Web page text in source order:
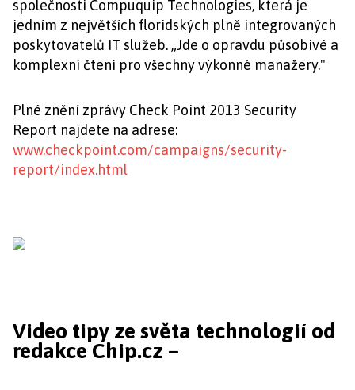
společnosti Compuquip Technologies, která je
jedním z největších floridských plně integrovaných
poskytovatelů IT služeb. „Jde o opravdu působivé a
komplexní čtení pro všechny výkonné manažery."
Plné znění zprávy Check Point 2013 Security
Report najdete na adrese:
www.checkpoint.com/campaigns/security-
report/index.html
Video tipy ze světa technologií od
redakce Chip.cz –